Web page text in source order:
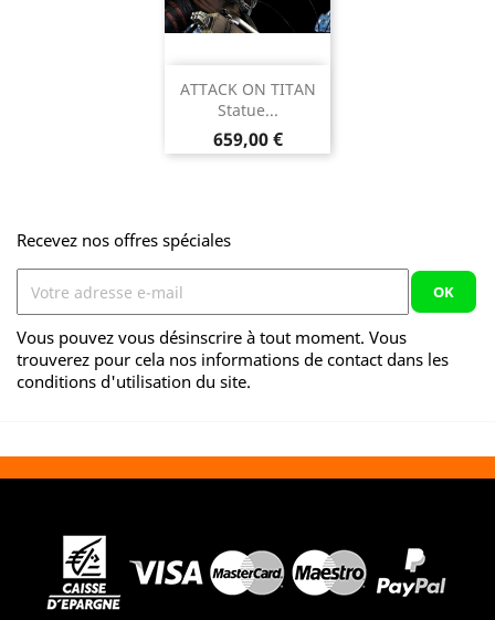
ATTACK ON TITAN
Statue...
Prix
659,00 €
Recevez nos offres spéciales
Vous pouvez vous désinscrire à tout moment. Vous
trouverez pour cela nos informations de contact dans les
conditions d'utilisation du site.